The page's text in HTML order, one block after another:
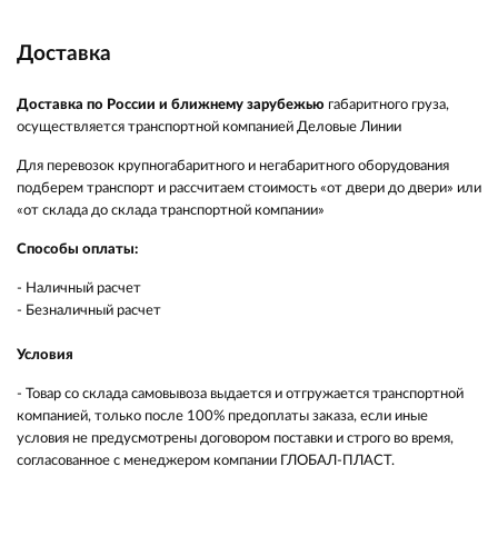
Доставка
Доставка по России и ближнему зарубежью габаритного груза,
осуществляется транспортной компанией Деловые Линии
Для перевозок крупногабаритного и негабаритного оборудования
подберем транспорт и рассчитаем стоимость «от двери до двери» или
«от склада до склада транспортной компании»
Способы оплаты:
- Наличный расчет
- Безналичный расчет
Условия
- Товар со склада самовывоза выдается и отгружается транспортной
компанией, только после 100% предоплаты заказа, если иные
условия не предусмотрены договором поставки и строго во время,
согласованное с менеджером компании ГЛОБАЛ-ПЛАСТ.